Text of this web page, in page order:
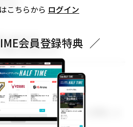
の方
り組める方
関心をお持ちの方
を強化するためのメンバーを募集しま
こちらから ログイン
会員登録特典 ／